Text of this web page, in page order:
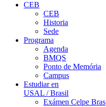
CEB
CEB
Historia
Sede
Programa
Agenda
BMQS
Ponto de Memória
Campus
Estudiar en
USAL / Brasil
Exámen Celpe Bras